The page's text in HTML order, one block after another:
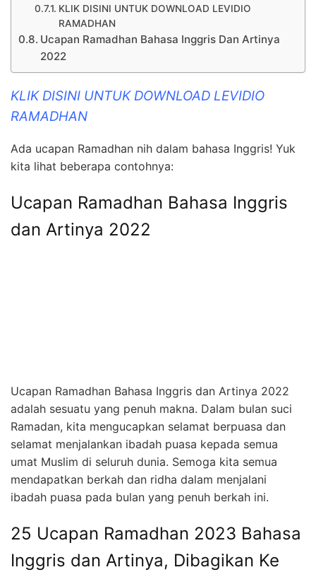
KLIK DISINI UNTUK DOWNLOAD LEVIDIO
RAMADHAN
Ucapan Ramadhan Bahasa Inggris Dan Artinya
2022
KLIK DISINI UNTUK DOWNLOAD LEVIDIO
RAMADHAN
Ada ucapan Ramadhan nih dalam bahasa Inggris! Yuk
kita lihat beberapa contohnya:
Ucapan Ramadhan Bahasa Inggris
dan Artinya 2022
Ucapan Ramadhan Bahasa Inggris dan Artinya 2022
adalah sesuatu yang penuh makna. Dalam bulan suci
Ramadan, kita mengucapkan selamat berpuasa dan
selamat menjalankan ibadah puasa kepada semua
umat Muslim di seluruh dunia. Semoga kita semua
mendapatkan berkah dan ridha dalam menjalani
ibadah puasa pada bulan yang penuh berkah ini.
25 Ucapan Ramadhan 2023 Bahasa
Inggris dan Artinya, Dibagikan Ke